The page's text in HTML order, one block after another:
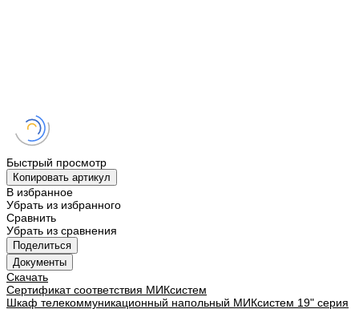
Быстрый просмотр
Копировать артикул
В избранное
Убрать из избранного
Сравнить
Убрать из сравнения
Поделиться
Документы
Скачать
Сертификат соответствия МИКсистем
Шкаф телекоммуникационный напольный МИКсистем 19" серия